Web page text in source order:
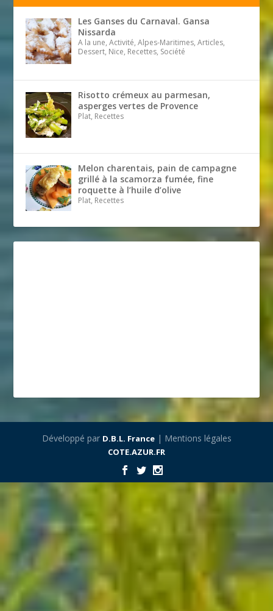
Les Ganses du Carnaval. Gansa
Nissarda
A la une, Activité, Alpes-Maritimes, Articles,
Dessert, Nice, Recettes, Société
Risotto crémeux au parmesan,
asperges vertes de Provence
Plat, Recettes
Melon charentais, pain de campagne
grillé à la scamorza fumée, fine
roquette à l’huile d’olive
Plat, Recettes
Développé par D.B.L. France| Mentions légales
COTE.AZUR.FR